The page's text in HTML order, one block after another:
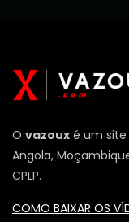
O vazoux é um site
Angola,
CPLP.
COMO BAIXAR OS